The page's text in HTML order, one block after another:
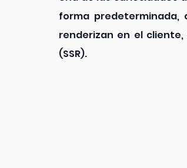
forma predeterminada,
renderizan en el
(SSR).